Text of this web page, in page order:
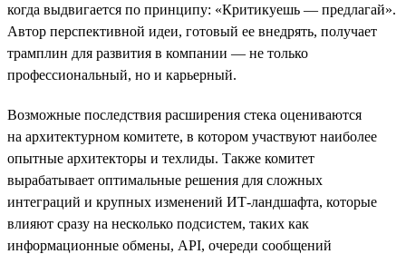
когда выдвигается по принципу: «Критикуешь — предлагай».
Автор перспективной идеи, готовый ее внедрять, получает
трамплин для развития в компании — не только
профессиональный, но и карьерный.
Возможные последствия расширения стека оцениваются
на архитектурном комитете, в котором участвуют наиболее
опытные архитекторы и техлиды. Также комитет
вырабатывает оптимальные решения для сложных
интеграций и крупных изменений ИТ-ландшафта, которые
влияют сразу на несколько подсистем, таких как
информационные обмены, API, очереди сообщений